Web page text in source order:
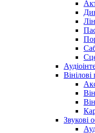
Вінілові
Звукові